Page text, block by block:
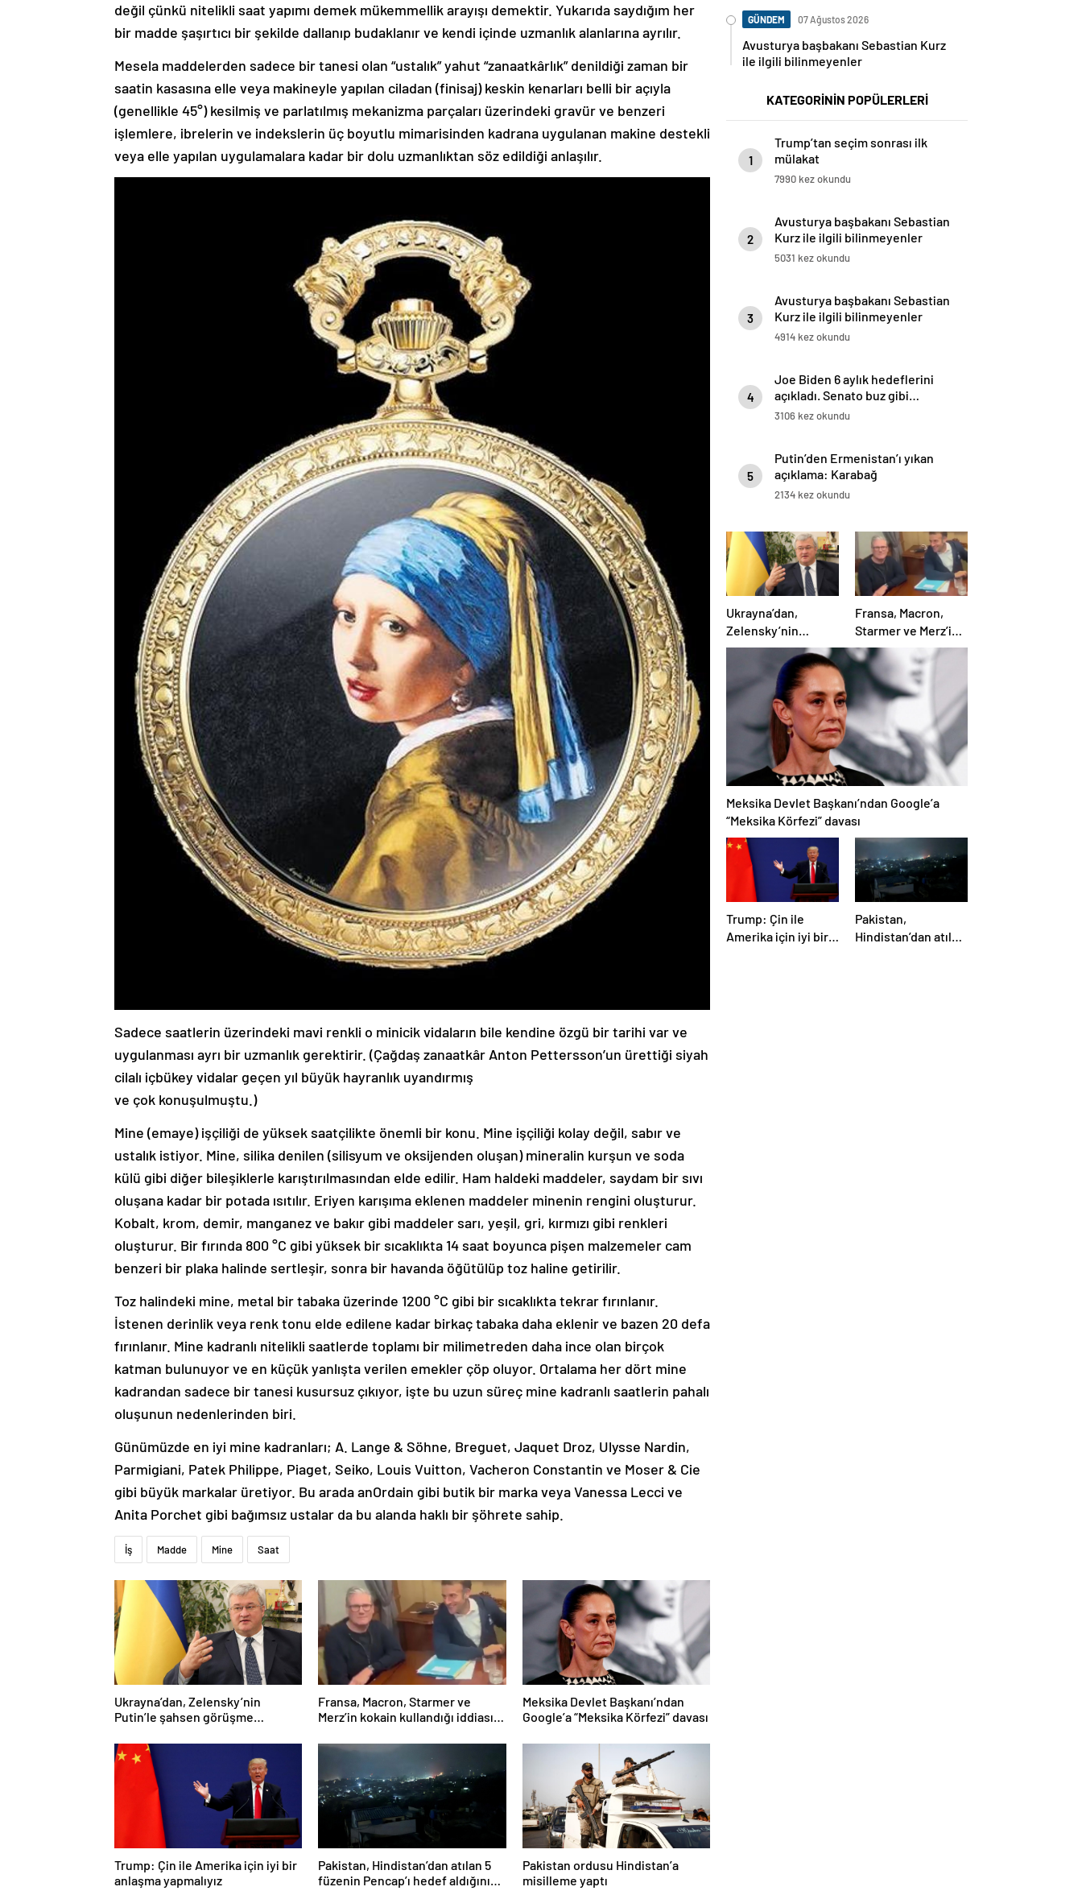
değil çünkü nitelikli saat yapımı demek mükemmellik arayışı demektir. Yukarıda saydığım her
bir madde şaşırtıcı bir şekilde dallanıp budaklanır ve kendi içinde uzmanlık alanlarına ayrılır.
Mesela maddelerden sadece bir tanesi olan “ustalık” yahut “zanaatkârlık” denildiği zaman bir
saatin kasasına elle veya makineyle yapılan ciladan (finisaj) keskin kenarları belli bir açıyla
(genellikle 45°) kesilmiş ve parlatılmış mekanizma parçaları üzerindeki gravür ve benzeri
işlemlere, ibrelerin ve indekslerin üç boyutlu mimarisinden kadrana uygulanan makine destekli
veya elle yapılan uygulamalara kadar bir dolu uzmanlıktan söz edildiği anlaşılır.
Sadece saatlerin üzerindeki mavi renkli o minicik vidaların bile kendine özgü bir tarihi var ve
uygulanması ayrı bir uzmanlık gerektirir. (Çağdaş zanaatkâr Anton Pettersson’un ürettiği siyah
cilalı içbükey vidalar geçen yıl büyük hayranlık uyandırmış
ve çok konuşulmuştu.)
Mine (emaye) işçiliği de yüksek saatçilikte önemli bir konu. Mine işçiliği kolay değil, sabır ve
ustalık istiyor. Mine, silika denilen (silisyum ve oksijenden oluşan) mineralin kurşun ve soda
külü gibi diğer bileşiklerle karıştırılmasından elde edilir. Ham haldeki maddeler, saydam bir sıvı
oluşana kadar bir potada ısıtılır. Eriyen karışıma eklenen maddeler minenin rengini oluşturur.
Kobalt, krom, demir, manganez ve bakır gibi maddeler sarı, yeşil, gri, kırmızı gibi renkleri
oluşturur. Bir fırında 800 °C gibi yüksek bir sıcaklıkta 14 saat boyunca pişen malzemeler cam
benzeri bir plaka halinde sertleşir, sonra bir havanda öğütülüp toz haline getirilir.
Toz halindeki mine, metal bir tabaka üzerinde 1200 °C gibi bir sıcaklıkta tekrar fırınlanır.
İstenen derinlik veya renk tonu elde edilene kadar birkaç tabaka daha eklenir ve bazen 20 defa
fırınlanır. Mine kadranlı nitelikli saatlerde toplamı bir milimetreden daha ince olan birçok
katman bulunuyor ve en küçük yanlışta verilen emekler çöp oluyor. Ortalama her dört mine
kadrandan sadece bir tanesi kusursuz çıkıyor, işte bu uzun süreç mine kadranlı saatlerin pahalı
oluşunun nedenlerinden biri.
Günümüzde en iyi mine kadranları; A. Lange & Söhne, Breguet, Jaquet Droz, Ulysse Nardin,
Parmigiani, Patek Philippe, Piaget, Seiko, Louis Vuitton, Vacheron Constantin ve Moser & Cie
gibi büyük markalar üretiyor. Bu arada anOrdain gibi butik bir marka veya Vanessa Lecci ve
Anita Porchet gibi bağımsız ustalar da bu alanda haklı bir şöhrete sahip.
İş Madde Mine Saat
Ukrayna’dan, Zelensky’nin
Putin’le şahsen görüşme
Fransa, Macron, Starmer ve
Merz’in kokain kullandığı iddiasını
Meksika Devlet Başkanı’ndan
Google’a “Meksika Körfezi” davası
Trump: Çin ile Amerika için iyi bir
anlaşma yapmalıyız
Pakistan, Hindistan’dan atılan 5
füzenin Pencap’ı hedef aldığını
Pakistan ordusu Hindistan’a
misilleme yaptı
GÜNDEM 07 Ağustos 2026
Avusturya başbakanı Sebastian Kurz
ile ilgili bilinmeyenler
KATEGORİNİN POPÜLERLERİ
1
Trump’tan seçim sonrası ilk
mülakat
7990 kez okundu
2
Avusturya başbakanı Sebastian
Kurz ile ilgili bilinmeyenler
5031 kez okundu
3
Avusturya başbakanı Sebastian
Kurz ile ilgili bilinmeyenler
4914 kez okundu
4
Joe Biden 6 aylık hedeflerini
açıkladı. Senato buz gibi…
3106 kez okundu
5
Putin’den Ermenistan’ı yıkan
açıklama: Karabağ
Azerbaycan’ın ayrılmaz bir
2134 kez okundu
Ukrayna’dan,
Zelensky’nin
Putin’le şahsen
görüşme talebine
ilişkin açıklama
Fransa, Macron,
Starmer ve Merz’in
kokain kullandığı
iddiasını yalanladı
Meksika Devlet Başkanı’ndan Google’a
“Meksika Körfezi” davası
Trump: Çin ile
Amerika için iyi bir
Pakistan,
Hindistan’dan atılan